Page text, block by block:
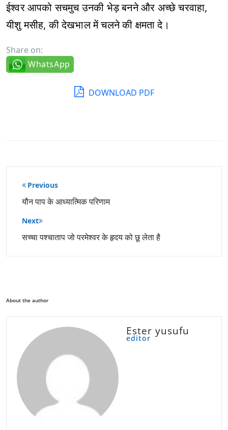
ईश्वर आपको सचमुच उनकी भेड़ बनने और अच्छे चरवाहा,
यीशु मसीह, की देखभाल में चलने की क्षमता दे।
Share on:
WhatsApp
DOWNLOAD PDF
पोस्ट
नेविगेशन
Previous
यौन पाप के आध्यात्मिक परिणाम
Next
सच्चा पश्चाताप जो परमेश्वर के हृदय को छू लेता है
About the author
Ester yusufu
editor